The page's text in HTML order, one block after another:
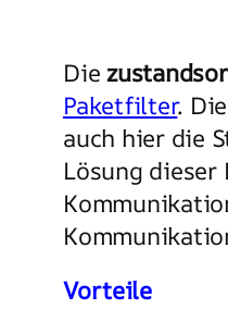
Die
Paketfilter. Die
auch hier die
Lösung
Vorteile